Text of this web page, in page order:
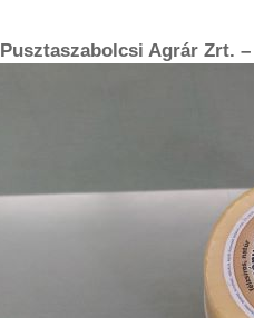
Pusztaszabolcsi Agrár Zrt.